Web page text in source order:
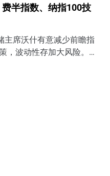
半指数、纳指100技
主席沃什有意减少前瞻指
，波动性存加大风险。若
但若就业、薪资显著强于
美联储行动过晚（too